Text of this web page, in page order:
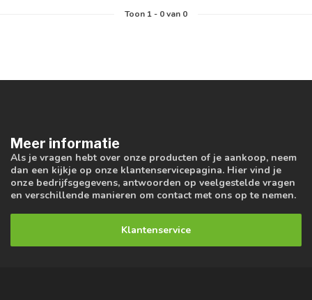
Toon 1- 0van 0
Meer informatie
Als je vragen hebt over onze producten of je aankoop, neem
dan een kijkje op onze klantenservicepagina. Hier vind je
onze bedrijfsgegevens, antwoorden op veelgestelde vragen
en verschillende manieren om contact met ons op te nemen.
Klantenservice